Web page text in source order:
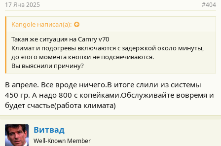
17 Янв 2025 #404
Kangole написал(а):
Такая же ситуация на Camry v70
Климат и подогревы включаются с задержкой около минуты,
до этого момента кнопки не подсвечиваются.
Вы выяснили причину?
В апреле. Все вроде ничего.В итоге слили из системы
450 гр. А надо 800 с копейками.Обслуживайте вовремя и
будет счастье(работа климата)
Витвад
Well-Known Member